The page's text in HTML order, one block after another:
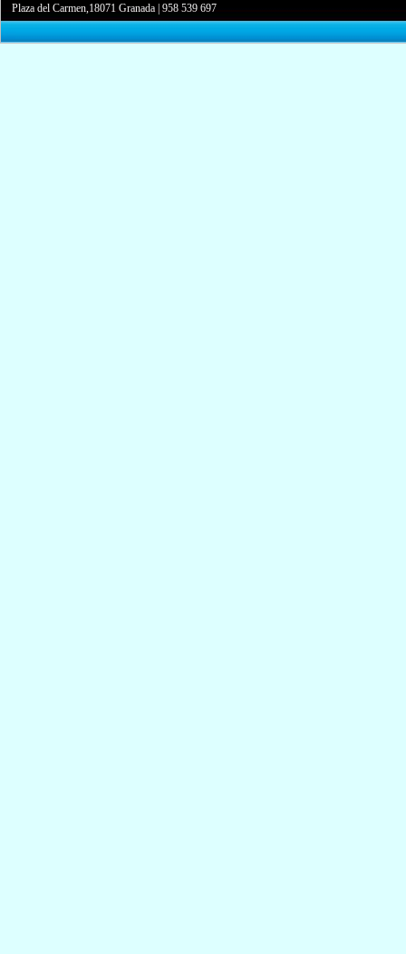
Plaza del Carmen,18071 Granada |958 539 697